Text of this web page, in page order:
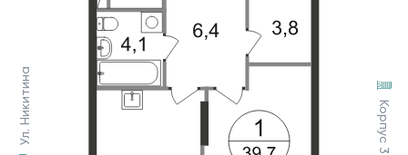
Ул. Никитина Корпус 3